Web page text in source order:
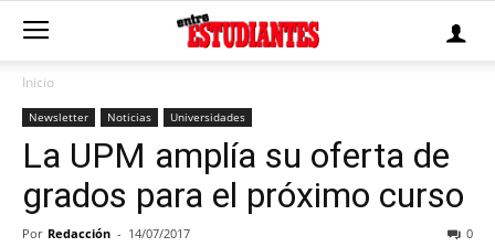
Inicio
Newsletter Noticias Universidades
La UPM amplía su oferta de
grados para el próximo curso
Por Redacción - 14/07/2017 0